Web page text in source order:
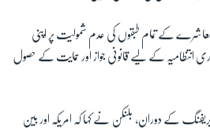
کے تمام طبقوں کی عدم شمولیت پر اپنی
انتظامیہ کے لیے قانونی جواز اور حمایت کے حصول
کے دوران، بلنکن نے کہا کہ امریکہ اور بین